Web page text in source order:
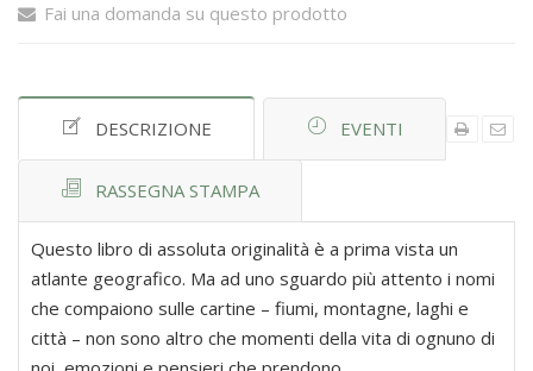
Fai una domanda su questo prodotto
DESCRIZIONE EVENTI
RASSEGNA STAMPA
Questo libro di assoluta originalità è a prima vista un
atlante geografico. Ma ad uno sguardo più attento i nomi
che compaiono sulle cartine – fiumi, montagne, laghi e
città – non sono altro che momenti della vita di ognuno di